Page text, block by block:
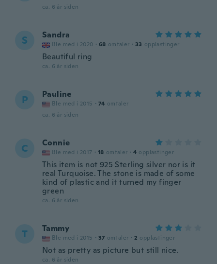
ca. 6 år siden
S Sandra
Ble med i 2020 · 68 omtaler · 33 opplastinger
Beautiful ring
ca. 6 år siden
P Pauline
Ble med i 2015 · 74 omtaler
ca. 6 år siden
C Connie
Ble med i 2017 · 18 omtaler · 4 opplastinger
This item is not 925 Sterling silver nor is it
real Turquoise. The stone is made of some
kind of plastic and it turned my finger
green
ca. 6 år siden
T Tammy
Ble med i 2015 · 37 omtaler · 2 opplastinger
Not as pretty as picture but still nice.
ca. 6 år siden